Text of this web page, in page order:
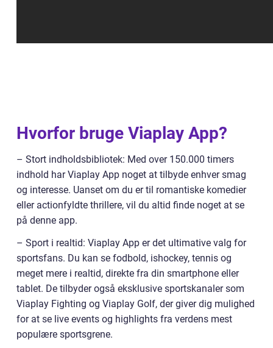
Hvorfor bruge Viaplay App?
– Stort indholdsbibliotek: Med over 150.000 timers
indhold har Viaplay App noget at tilbyde enhver smag
og interesse. Uanset om du er til romantiske komedier
eller actionfyldte thrillere, vil du altid finde noget at se
på denne app.
– Sport i realtid: Viaplay App er det ultimative valg for
sportsfans. Du kan se fodbold, ishockey, tennis og
meget mere i realtid, direkte fra din smartphone eller
tablet. De tilbyder også eksklusive sportskanaler som
Viaplay Fighting og Viaplay Golf, der giver dig mulighed
for at se live events og highlights fra verdens mest
populære sportsgrene.